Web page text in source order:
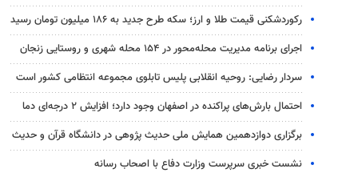
رکوردشکنی قیمت طلا و ارز؛ سکه طرح جدید به ۱۸۶ میلیون تومان رسید
اجرای برنامه مدیریت محله‌محور در ۱۵۴ محله شهری و روستایی زنجان
سردار رضایی: روحیه انقلابی پلیس تابلوی مجموعه انتظامی کشور است
احتمال بارش‌های پراکنده در اصفهان وجود دارد؛ افزایش ۲ درجه‌ای دما
برگزاری دوازدهمین همایش ملی حدیث پژوهی در دانشگاه قرآن و حدیث
نشست خبری سرپرست وزارت دفاع با اصحاب رسانه